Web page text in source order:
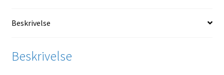
Beskrivelse
Beskrivelse